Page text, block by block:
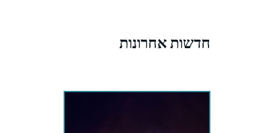
חדשות אחרונות